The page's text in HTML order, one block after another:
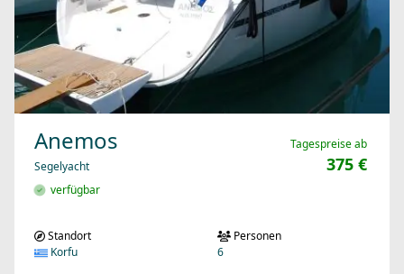
Anemos
Segelyacht
verfügbar
Tagespreise ab
375 €
Standort
Korfu
Personen
6